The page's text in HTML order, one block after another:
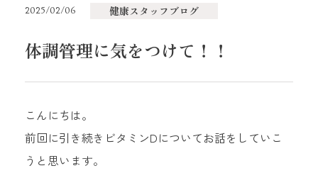
お知らせ
2025/02/06 健康スタッフブログ
体調管理に気をつけて！！
こんにちは。
前回に引き続きビタミンDについてお話をしていこ
うと思います。